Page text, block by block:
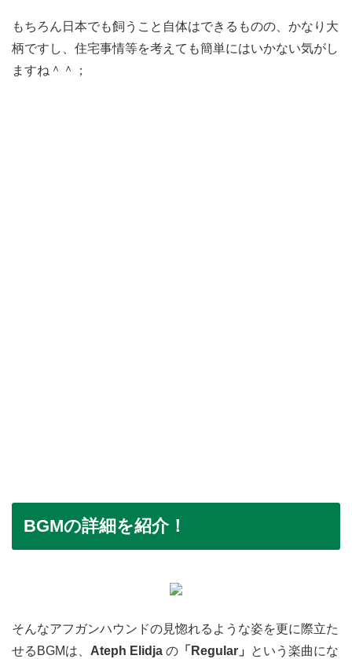
もちろん日本でも飼うこと自体はできるものの、かなり大
柄ですし、住宅事情等を考えても簡単にはいかない気がし
ますね＾＾；
BGMの詳細を紹介！
そんなアフガンハウンドの見惚れるような姿を更に際立た
せるBGMは、 Ateph Elidja の 「Regular」
という楽曲にな